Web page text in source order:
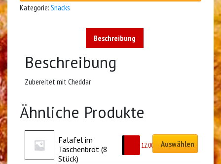
Kategorie: Snacks
Beschreibung
Beschreibung
Zubereitet mit Cheddar
Ähnliche Produkte
Falafel im
Taschenbrot (8
Stück)
12.00 Auswählen